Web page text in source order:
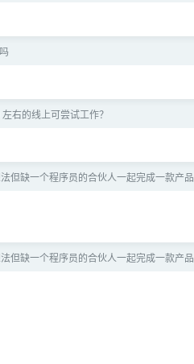
右的线上可尝试工作？
但缺一个程序员的合伙人一起完成一款产品
但缺一个程序员的合伙人一起完成一款产品